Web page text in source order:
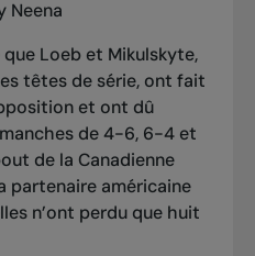
Neena
Loeb et Mikulskyte,
têtes de série, ont fait
et ont dû
de 4-6, 6-4 et
de la Canadienne
partenaire américaine
n’ont perdu que huit